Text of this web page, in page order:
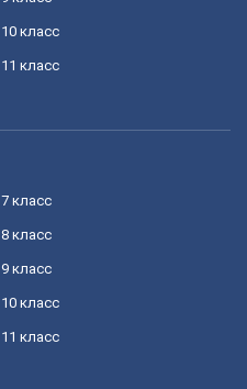
10 класс
11 класс
7 класс
8 класс
9 класс
10 класс
11 класс